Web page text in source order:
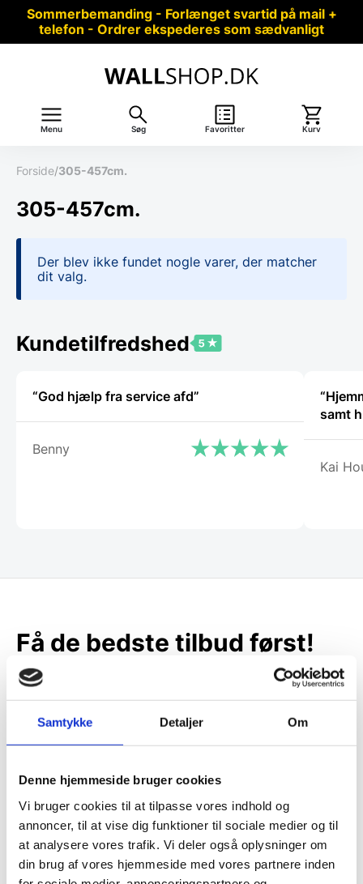
Samtykke Detaljer Om
Denne hjemmeside bruger cookies
Vi bruger cookies til at tilpasse vores indhold og
annoncer, til at vise dig funktioner til sociale medier og til
at analysere vores trafik. Vi deler også oplysninger om
din brug af vores hjemmeside med vores partnere inden
Sommerbemanding - Forlænget svartid på mail +
telefon - Ordrer ekspederes som sædvanligt
Menu Søg Favoritter Kurv
Forside/305-457cm.
305-457cm.
Der blev ikke fundet nogle varer, der matcher
dit valg.
Kundetilfredshed
“God hjælp fra service afd”
Benny
samt
Kai
Få de bedste tilbud først!
Husk at tilmelde dig vores nyhedsbrev og vær først
til de bedste tilbud. Og bare rolig, vi spammer dig
ikke, men sender kun relevante tilbud og
informationer til dig.
Ja tak, tilmeld mig